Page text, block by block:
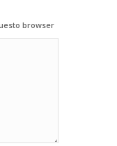
browser